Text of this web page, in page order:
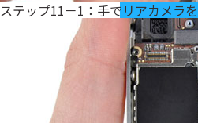
ステップ11－1：手でリアカメラ